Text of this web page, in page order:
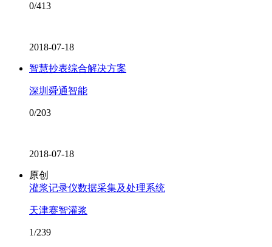
0/413
2018-07-18
智慧抄表综合解决方案
深圳舜通智能
0/203
2018-07-18
原创
灌浆记录仪数据采集及处理系统
天津赛智灌浆
1/239